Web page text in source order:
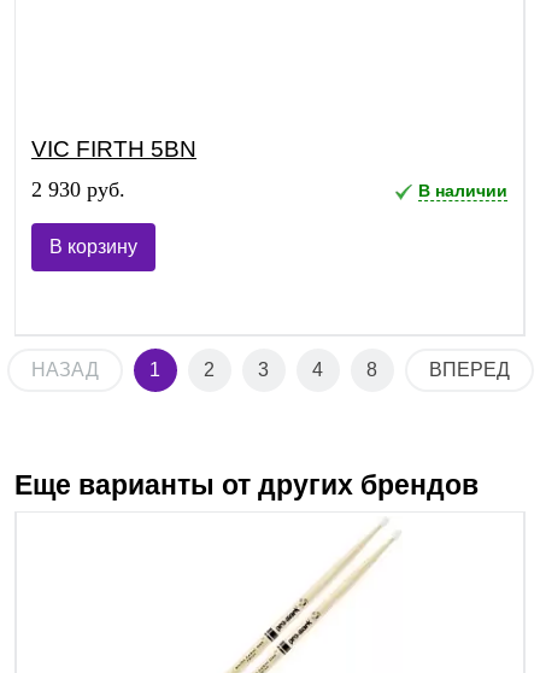
VIC FIRTH 5BN
2 930 руб. В наличии
В корзину
НАЗАД 1 2 3 4 8 ВПЕРЕД
Еще варианты от других брендов